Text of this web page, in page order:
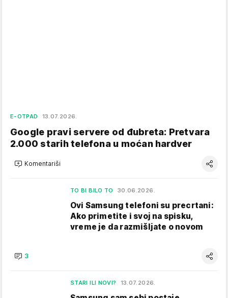
E-OTPAD 13.07.2026.
Google pravi servere od đubreta: Pretvara
2.000 starih telefona u moćan hardver
Komentariši
TO BI BILO TO 30.06.2026.
Ovi Samsung telefoni su precrtani:
Ako primetite i svoj na spisku,
vreme je da razmišljate o novom
3
STARI ILI NOVI? 13.07.2026.